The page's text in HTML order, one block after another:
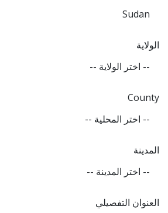
الولاية
County
المدينة
العنوان التفصيلي